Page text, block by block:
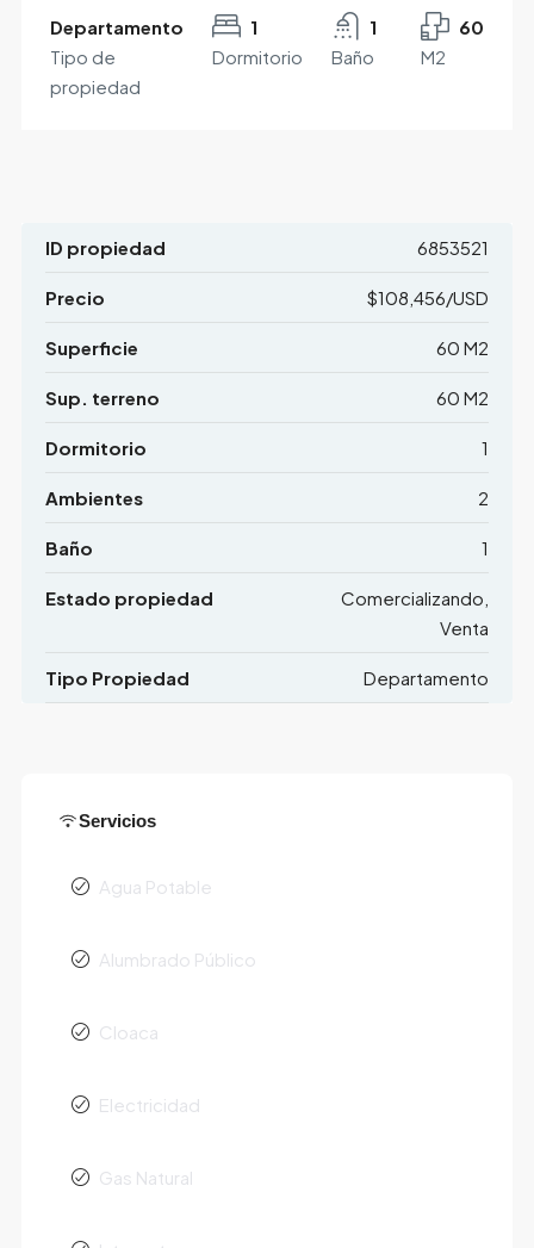
Departamento
Tipo de
propiedad
1
Dormitorio
1
Baño
60
M2
ID propiedad 6853521
Precio $108,456/USD
Superficie 60 M2
Sup. terreno 60 M2
Dormitorio 1
Ambientes 2
Baño 1
Estado propiedad
Comercializando,
Venta
Tipo Propiedad Departamento
Servicios
Agua Potable
Alumbrado Público
Cloaca
Electricidad
Gas Natural